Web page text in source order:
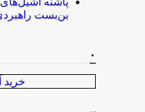
بن‌بست راهبردی
.
خرید